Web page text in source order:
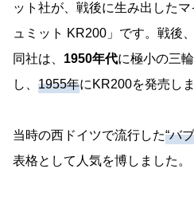
ット社が、戦後に生み出した
ュミット KR200」です。戦後
同社は、 1950年代に極小の三
し、 1955年にKR200を発売しま
当時の西ドイツで流行した“バ
表格として人気を博しました。